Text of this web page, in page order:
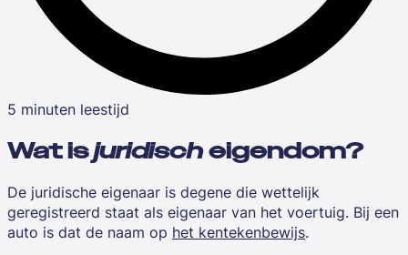
5 minuten leestijd
Wat isjuridischeigendom?
De juridische eigenaar is degene die wettelijk
geregistreerd staat als eigenaar van het voertuig. Bij een
auto is dat de naam op het kentekenbewijs.